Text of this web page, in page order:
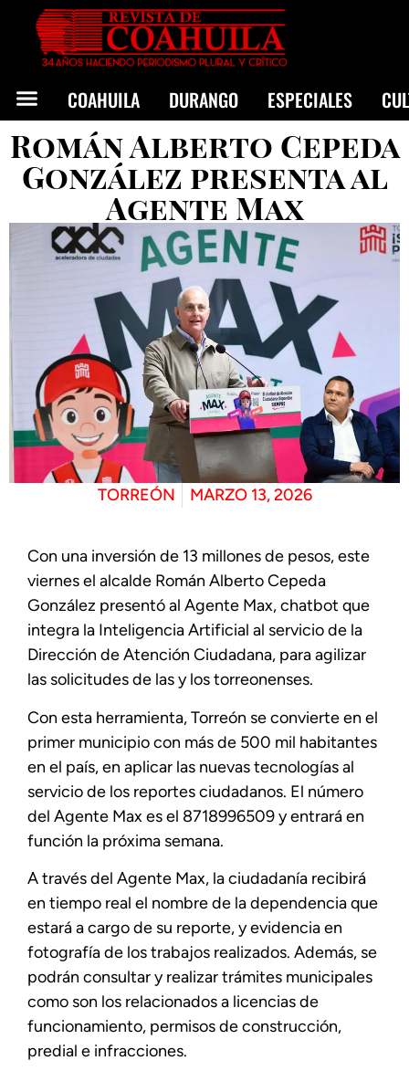
COAHUILA DURANGO ESPECIALES
Román Alberto Cepeda
González presenta al
Agente Max
TORREÓN MARZO 13, 2026
Con una inversión de 13 millones de pesos, este
viernes el alcalde Román Alberto Cepeda
González presentó al Agente Max, chatbot que
integra la Inteligencia Artificial al servicio de la
Dirección de Atención Ciudadana, para agilizar
las solicitudes de las y los torreonenses.
Con esta herramienta, Torreón se convierte en el
primer municipio con más de 500 mil habitantes
en el país, en aplicar las nuevas tecnologías al
servicio de los reportes ciudadanos. El número
del Agente Max es el 8718996509 y entrará en
función la próxima semana.
A través del Agente Max, la ciudadanía recibirá
en tiempo real el nombre de la dependencia que
estará a cargo de su reporte, y evidencia en
fotografía de los trabajos realizados. Además, se
podrán consultar y realizar trámites municipales
como son los relacionados a licencias de
funcionamiento, permisos de construcción,
predial e infracciones.